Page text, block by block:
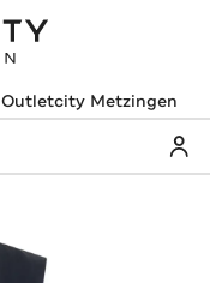
Outletcity Metzingen